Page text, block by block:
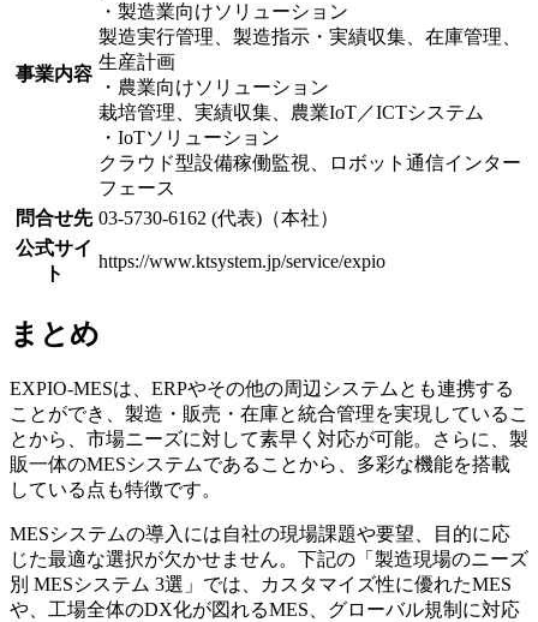
事業内容
・製造業向けソリューション
製造実行管理、製造指示・実績収集、在庫管理、
生産計画
・農業向けソリューション
栽培管理、実績収集、農業IoT／ICTシステム
・IoTソリューション
クラウド型設備稼働監視、ロボット通信インター
フェース
問合せ先 03-5730-6162 (代表)（本社）
公式サイ
ト
https://www.ktsystem.jp/service/expio
まとめ
EXPIO-MESは、ERPやその他の周辺システムとも連携する
ことができ、製造・販売・在庫と統合管理を実現しているこ
とから、市場ニーズに対して素早く対応が可能。さらに、製
販一体のMESシステムであることから、多彩な機能を搭載
している点も特徴です。
MESシステムの導入には自社の現場課題や要望、目的に応
じた最適な選択が欠かせません。下記の「製造現場のニーズ
別 MESシステム 3選」では、カスタマイズ性に優れたMES
や、工場全体のDX化が図れるMES、グローバル規制に対応